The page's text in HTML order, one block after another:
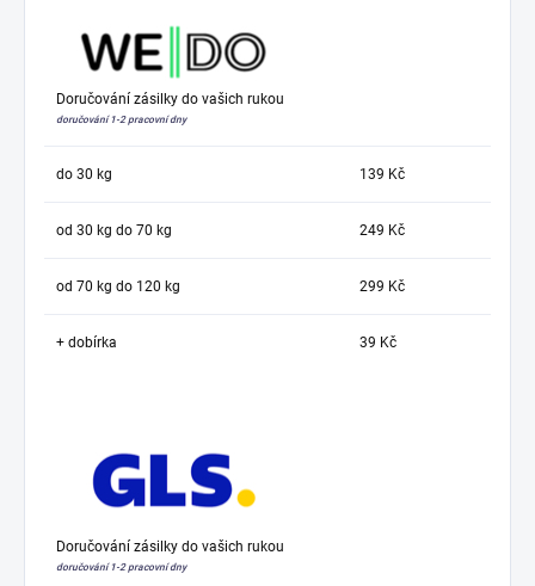
Doručování zásilky do vašich rukou
doručování 1-2 pracovní dny
do 30 kg 139 Kč
od 30 kg do 70 kg 249 Kč
od 70 kg do 120 kg 299 Kč
+ dobírka 39 Kč
Doručování zásilky do vašich rukou
doručování 1-2 pracovní dny